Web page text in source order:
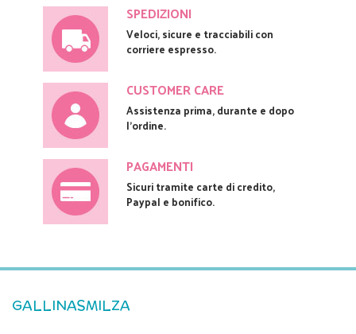
SPEDIZIONI
Veloci, sicure e tracciabili con
corriere espresso.
CUSTOMER CARE
Assistenza prima, durante e dopo
l'ordine.
PAGAMENTI
Sicuri tramite carte di credito,
Paypal e bonifico.
GALLINASMILZA